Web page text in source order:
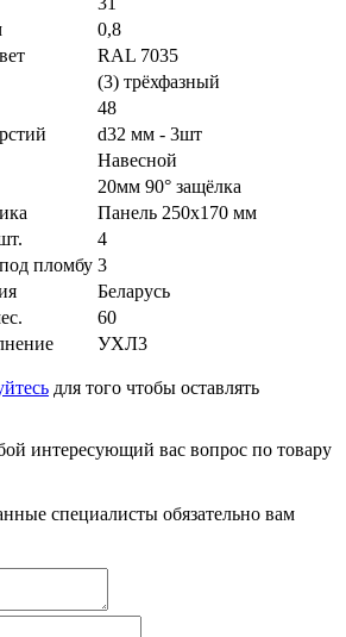
0,8
RAL 7035
(3) трёхфазный
48
d32 мм - 3шт
Навесной
20мм 90° защёлка
Панель 250х170 мм
4
пломбу 3
Беларусь
60
УХЛ3
для того чтобы оставлять
интересующий вас вопрос по товару
специалисты обязательно вам